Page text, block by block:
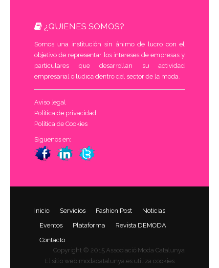
¿QUIENES SOMOS?
Somos una institución sin ánimo de lucro con el
objetivo de representar los intereses de empresas y
particulares que desarrollan su actividad
empresarial o lúdica dentro del sector de la moda.
Aviso legal
Política de privacidad
Política de Cookies
Síguenos en:
Inicio Servicios Fashion Post
Noticias
Eventos
Plataforma
Revista DEMODA
Contacto
Copyright © 2015 Associació Moda Catalunya
El sitio web modacatalunya.es utiliza cookies